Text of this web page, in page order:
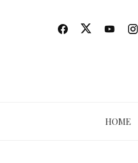
HOME